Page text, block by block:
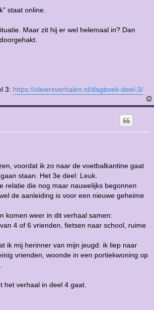
staat online.
Maar zit hij er wel helemaal in? Dan
3: https://oliversverhalen.nl/dagboek-deel-3/
voordat ik zo naar de voetbalkantine gaat
staan. Het 3e deel: Leuk.
relatie die nog maar nauwelijks begonnen
de aanleiding is voor een nieuwe geheime
komen weer in dit verhaal samen:
4 of 6 vrienden, fietsen naar school, ruime
ik mij herinner van mijn jeugd: ik liep naar
vrienden, woonde in een portiekwoning op
het verhaal in deel 4 gaat.